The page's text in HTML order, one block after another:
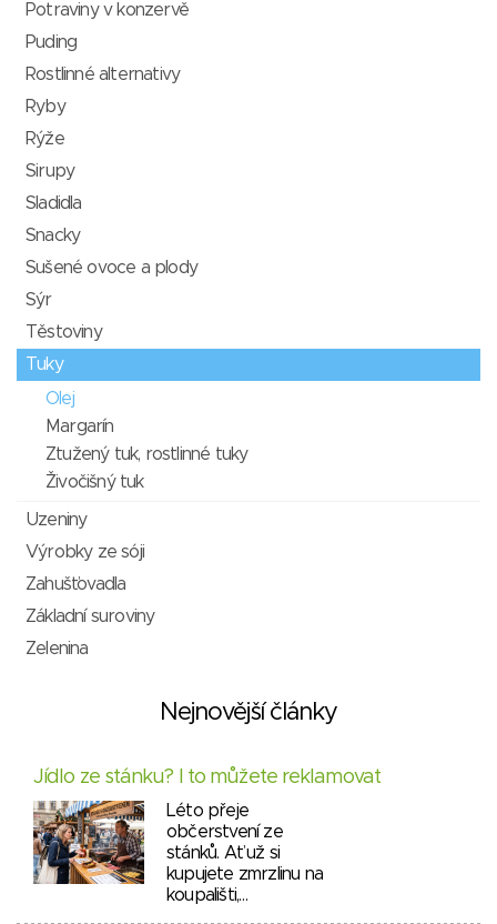
Potraviny v konzervě
Puding
Rostlinné alternativy
Ryby
Rýže
Sirupy
Sladidla
Snacky
Sušené ovoce a plody
Sýr
Těstoviny
Tuky
Olej
Margarín
Ztužený tuk, rostlinné tuky
Živočišný tuk
Uzeniny
Výrobky ze sóji
Zahušťovadla
Základní suroviny
Zelenina
Nejnovější články
Jídlo ze stánku? I to můžete reklamovat
Léto přeje
občerstvení ze
stánků. Ať už si
kupujete zmrzlinu na
koupališti,…